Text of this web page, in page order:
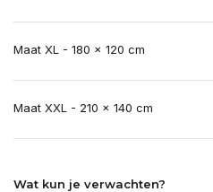
Maat XL - 180 x 120 cm
Maat XXL - 210 x 140 cm
Wat kun je verwachten?